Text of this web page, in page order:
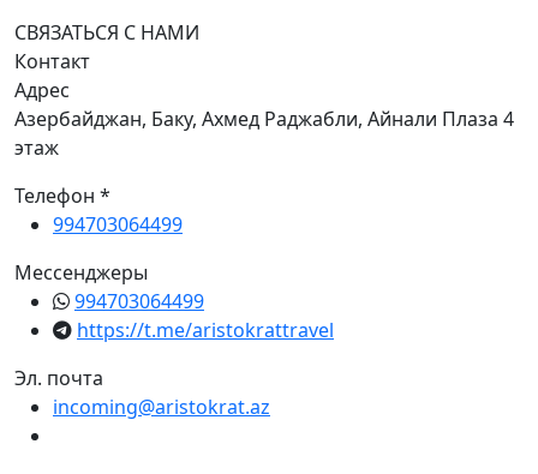
СВЯЗАТЬСЯ С НАМИ
Контакт
Адрес
Азербайджан, Баку, Ахмед Раджабли, Айнали Плаза 4
этаж
Телефон *
994703064499
Мессенджеры
994703064499
https://t.me/aristokrattravel
Эл. почта
incoming@aristokrat.az